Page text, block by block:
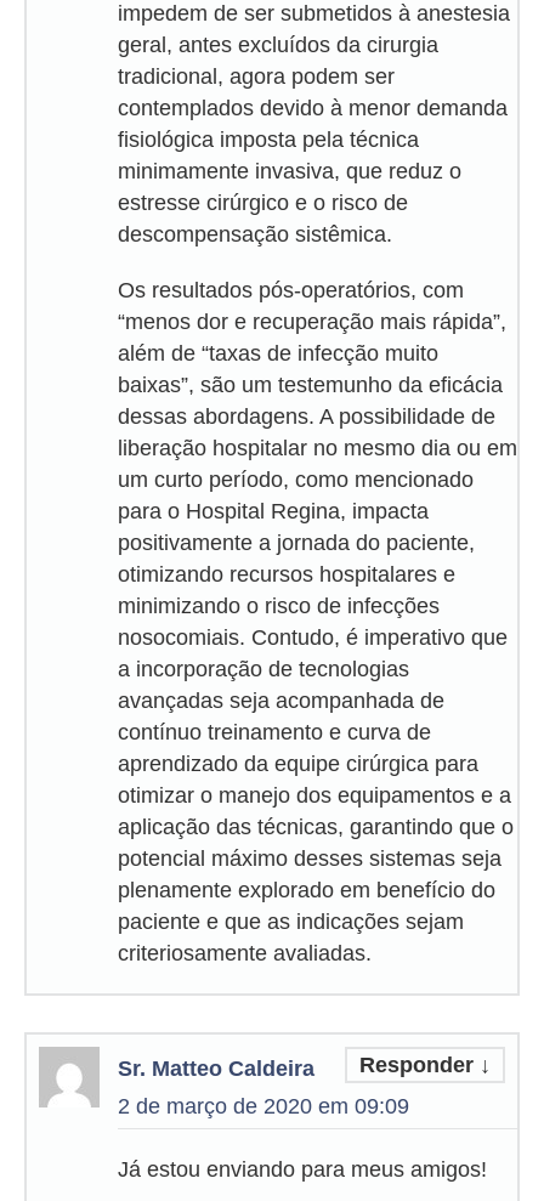
impedem de ser submetidos à anestesia
geral, antes excluídos da cirurgia
tradicional, agora podem ser
contemplados devido à menor demanda
fisiológica imposta pela técnica
minimamente invasiva, que reduz o
estresse cirúrgico e o risco de
descompensação sistêmica.
Os resultados pós-operatórios, com
“menos dor e recuperação mais rápida”,
além de “taxas de infecção muito
baixas”, são um testemunho da eficácia
dessas abordagens. A possibilidade de
liberação hospitalar no mesmo dia ou em
um curto período, como mencionado
para o Hospital Regina, impacta
positivamente a jornada do paciente,
otimizando recursos hospitalares e
minimizando o risco de infecções
nosocomiais. Contudo, é imperativo que
a incorporação de tecnologias
avançadas seja acompanhada de
contínuo treinamento e curva de
aprendizado da equipe cirúrgica para
otimizar o manejo dos equipamentos e a
aplicação das técnicas, garantindo que o
potencial máximo desses sistemas seja
plenamente explorado em benefício do
paciente e que as indicações sejam
criteriosamente avaliadas.
Sr. Matteo Caldeira
2 de março de 2020 em 09:09
Responder ↓
Já estou enviando para meus amigos!